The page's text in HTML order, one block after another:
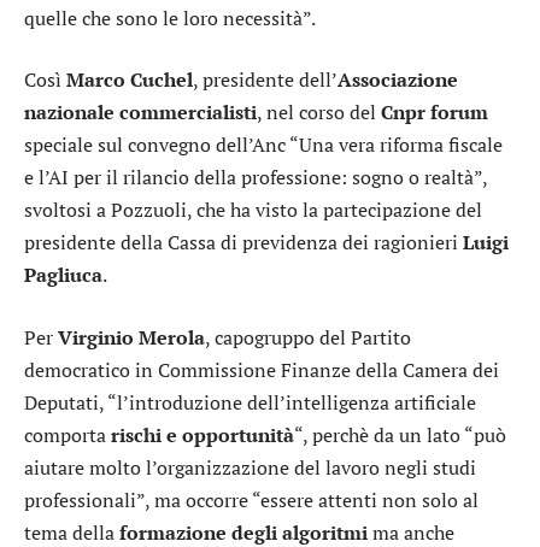
quelle che sono le loro necessità”.
Così Marco Cuchel, presidente dell’Associazione
nazionale commercialisti, nel corso del Cnpr forum
speciale sul convegno dell’Anc “Una vera riforma fiscale
e l’AI per il rilancio della professione: sogno o realtà”,
svoltosi a Pozzuoli, che ha visto la partecipazione del
presidente della Cassa di previdenza dei ragionieri Luigi
Pagliuca.
PerVirginio Merola, capogruppo del Partito
democratico in Commissione Finanze della Camera dei
Deputati, “l’introduzione dell’intelligenza artificiale
comportarischi e opportunità“, perchè da un lato “può
aiutare molto l’organizzazione del lavoro negli studi
professionali”, ma occorre “essere attenti non solo al
tema dellaformazione degli algoritmima anche